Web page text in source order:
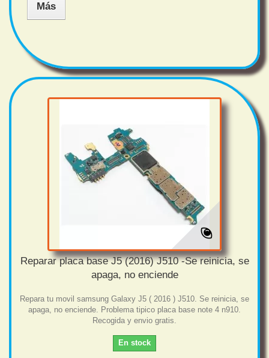
Más
Reparar placa base J5 (2016) J510 -Se reinicia, se
apaga, no enciende
Repara tu movil samsung Galaxy J5 ( 2016 ) J510. Se reinicia, se
apaga, no enciende. Problema tipico placa base note 4 n910.
Recogida y envio gratis.
En stock